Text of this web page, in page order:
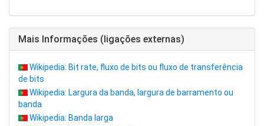
Mais Informações (ligações externas)
Wikipedia: Bit rate, fluxo de bits ou fluxo de transferência
de bits
Wikipedia: Largura da banda, largura de barramento ou
banda
Wikipedia: Banda larga